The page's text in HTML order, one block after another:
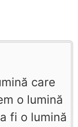
care
o lumină
fi o lumină